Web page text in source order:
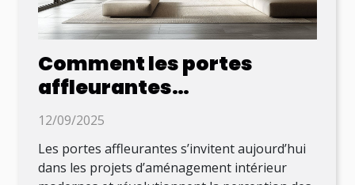
Comment les portes
affleurantes
transforment-elles
12/09/2025
Les portes affleurantes s’invitent aujourd’hui
dans les projets d’aménagement intérieur